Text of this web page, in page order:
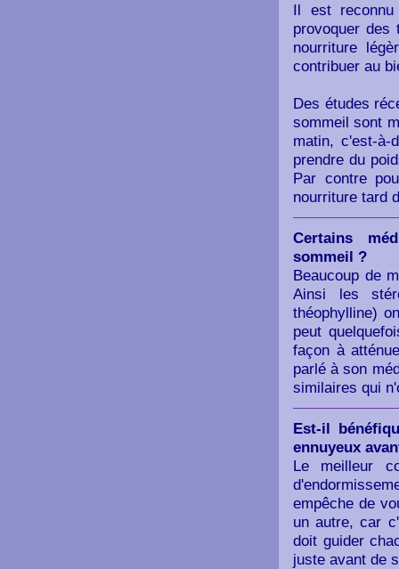
Il est
provoquer des
nourriture
contribuer au
Des études
sommeil sont
matin, c'est-à-
prendre du
Par contre
nourriture tard
Certains
sommeil ?
Beaucoup de
Ainsi les
théophylline)
peut
façon à
parlé à son
similaires qui
Est-il
ennuyeux
Le meilleur
empêche de
un autre, car
doit guider
juste avant de